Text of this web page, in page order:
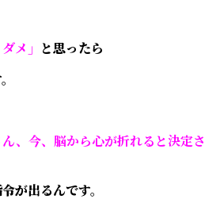
メ」 と思ったら
ん、今、脳から心が折れると決定さ
が出るんです。